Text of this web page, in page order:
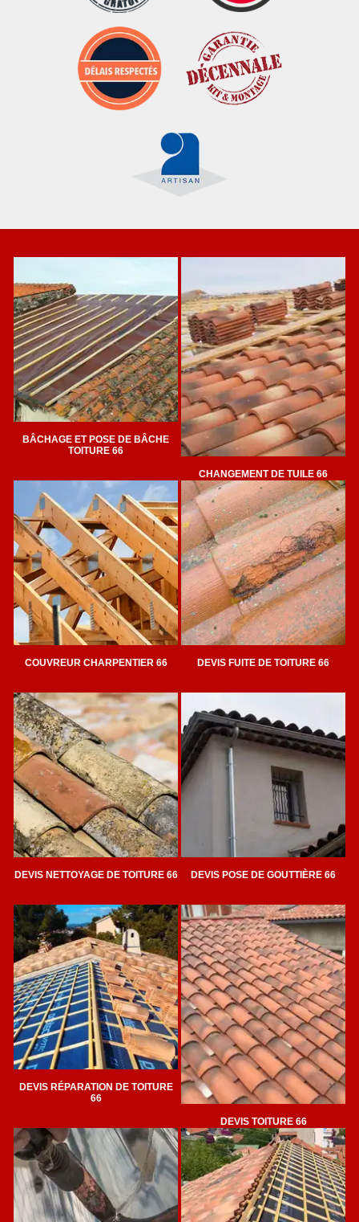
BÂCHAGE ET POSE DE BÂCHE
TOITURE 66
CHANGEMENT DE TUILE 66
COUVREUR CHARPENTIER 66 DEVIS FUITE DE TOITURE 66
DEVIS NETTOYAGE DE TOITURE 66 DEVIS POSE DE GOUTTIÈRE 66
DEVIS RÉPARATION DE TOITURE
66
DEVIS TOITURE 66